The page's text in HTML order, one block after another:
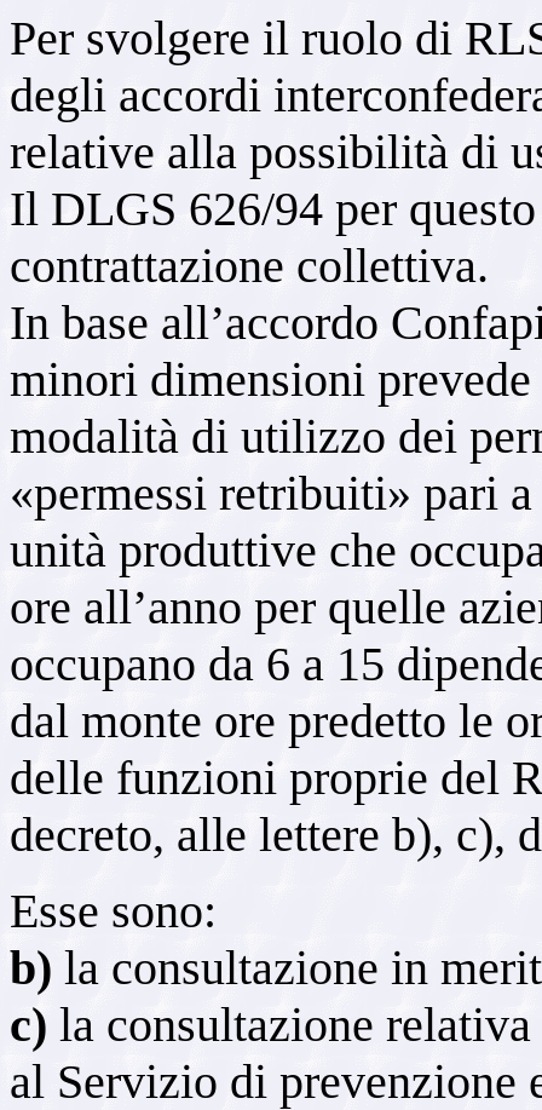
Per svolgere il ruolo di
degli accordi
relative alla possibilità di
Il DLGS 626/94 per
contrattazione collettiva.
In base all’accordo
minori dimensioni prevede
modalità di utilizzo dei
«permessi retribuiti» pari
unità produttive che
ore all’anno per quelle
occupano da 6 a 15
dal monte ore predetto le
delle funzioni proprie del
decreto, alle lettere b), c),
Esse sono:
b) la consultazione in
c) la consultazione
al Servizio di prevenzione